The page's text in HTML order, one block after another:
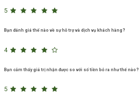
5
Bạn đánh giá thế nào về sự hỗ trợ và dịch vụ khách hàng?
4
Bạn cảm thấy giá trị nhận được so với số tiền bỏ ra như thế nào?
5